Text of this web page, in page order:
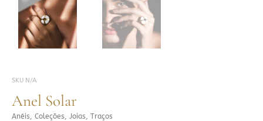
SKU N/A
Anel Solar
Anéis Coleções Joias Traços